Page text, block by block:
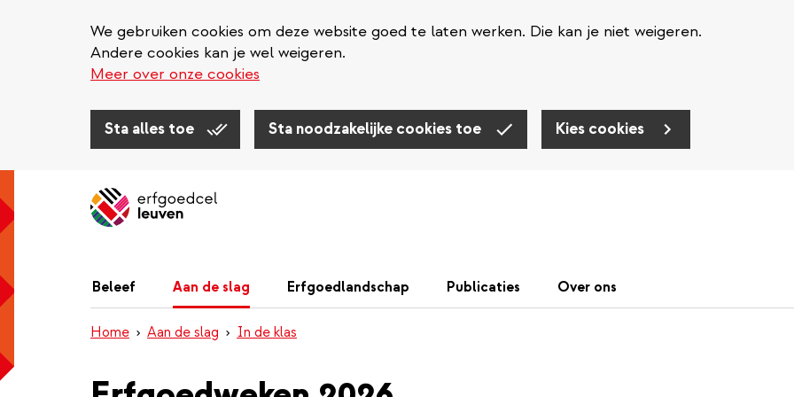
We gebruiken cookies om deze website goed te laten werken. Die kan je niet weigeren.
Andere cookies kan je wel weigeren.
Meer over onze cookies
Sta alles toe Sta noodzakelijke cookies toe Kies cookies
Beleef Aan de slag Erfgoedlandschap Publicaties Over ons
Home Aan de slag In de klas